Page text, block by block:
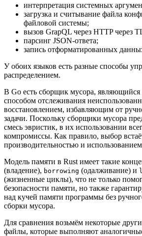
интерпретация системных
загрузка и считывание файла
файловой системы;
вызов GrapQL через HTTP через
парсинг JSON-ответа;
запись отформатированных
У обоих языков есть разные способы
распределением.
В Go есть сборщик мусора, являющийся
способом отслеживания
восстановлением, избавляющим от
задачи. Поскольку сборщики мусора
смесь эвристик, в их использовании
компромиссы. Как правило, выбор
производительностью и
Модель памяти в Rust имеет такие
(владение), borrowing (одалживание) и
(жизненные циклы), что не только
безопасности памяти, но также
над кучей памяти программы без
сборки мусора.
Для сравнения возьмём некоторые
файлы, которые выполняют